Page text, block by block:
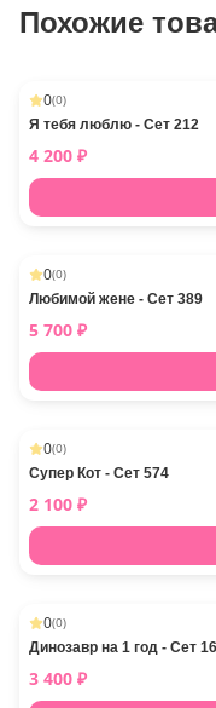
Похожие
0(0)
Я тебя люблю - Сет 212
4 200 ₽
0(0)
Любимой жене - Сет 389
5 700 ₽
0(0)
Супер Кот - Сет 574
2 100 ₽
0(0)
Динозавр на 1 год - Сет
3 400 ₽